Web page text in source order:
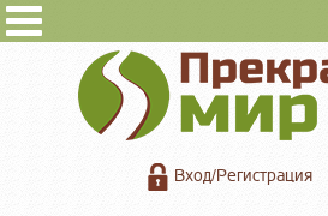
Вход/Регистрация